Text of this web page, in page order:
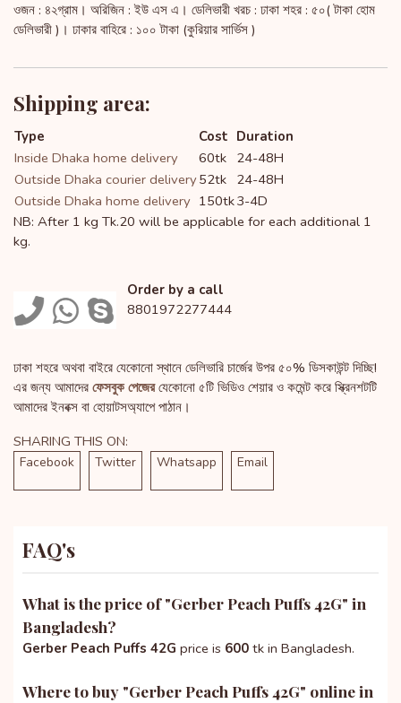
ওজন : ৪২গ্রাম। অরিজিন : ইউ এস এ। ডেলিভারী খরচ : ঢাকা শহর : ৫০( টাকা হোম
ডেলিভারী )। ঢাকার বাহিরে : ১০০ টাকা (কুরিয়ার সার্ভিস )
Shipping area:
Type Cost Duration
Inside Dhaka home delivery
60tk 24-48H
Outside Dhaka courier delivery52tk 24-48H
Outside Dhaka home delivery 150tk3-4D
NB: After 1 kg Tk.20 will be applicable for each additional 1
kg.
Order by a call
8801972277444
ঢাকা শহরে অথবা বাইরে যেকোনো স্থানে ডেলিভারি চার্জের উপর ৫০% ডিসকাউন্ট দিচ্ছি!
এর জন্য আমাদের ফেসবুক পেজেরযেকোনো ৫টি ভিডিও শেয়ার ও কমেন্ট করে স্ক্রিনশটটি
আমাদের ইনবক্স বা হোয়াটসঅ্যাপে পাঠান।
SHARING THIS ON:
Facebook Twitter Whatsapp Email
FAQ's
What is the price of "Gerber Peach Puffs 42G" in
Bangladesh?
Gerber Peach Puffs 42G price is 600 tk in Bangladesh.
Where to buy "Gerber Peach Puffs 42G" online in